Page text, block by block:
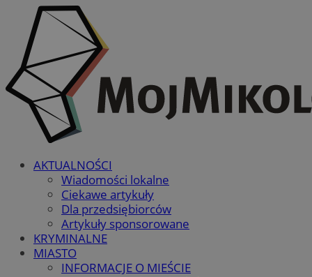
AKTUALNOŚCI
Wiadomości lokalne
Ciekawe artykuły
Dla przedsiębiorców
Artykuły sponsorowane
KRYMINALNE
MIASTO
INFORMACJE O MIEŚCIE